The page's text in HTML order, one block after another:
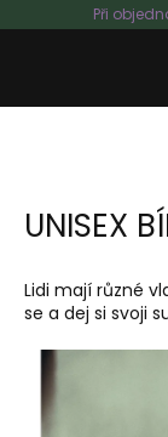
na
Při
UNISEX
Lidi mají různé
se a dej si svoji